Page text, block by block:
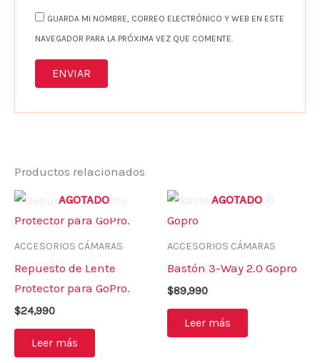
GUARDA MI NOMBRE, CORREO ELECTRÓNICO Y WEB EN ESTE
NAVEGADOR PARA LA PRÓXIMA VEZ QUE COMENTE.
Productos relacionados
AGOTADO
ACCESORIOS CÁMARAS
Repuesto de Lente
Protector para GoPro.
$24,990
Leer más
AGOTADO
ACCESORIOS CÁMARAS
Bastón 3-Way 2.0 Gopro
$89,990
Leer más